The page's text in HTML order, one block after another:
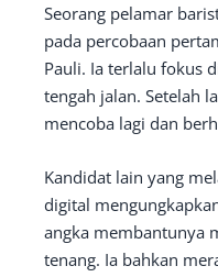
Seorang pelamar
pada percobaan
Pauli. Ia terlalu fokus
tengah jalan. Setelah
mencoba lagi dan
Kandidat lain yang
digital
angka membantunya
tenang. Ia bahkan